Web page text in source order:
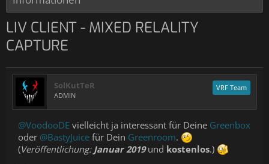
LIV CLIENT - MIXED RELALITY
CAPTURE
SolKutTeR
ADMIN
VRF Team
@VoodooDE vielleicht ja interessant für Deine Greenbox
oder @BastyJuice für Dein Greenroom.
(Veröffentlichung: Januar 2019und kostenlos.)